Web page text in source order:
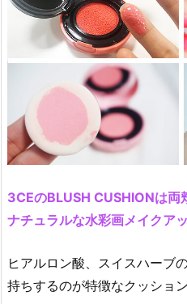
3CEのBLUSH CUSHIONは両
ナチュラルな水彩画メイクア
ヒアルロン酸、スイスハーブ
持ちするのが特徴なクッショ